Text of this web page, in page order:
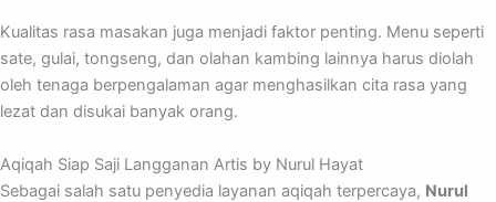
Kualitas rasa masakan juga menjadi faktor penting. Menu seperti
sate, gulai, tongseng, dan olahan kambing lainnya harus diolah
oleh tenaga berpengalaman agar menghasilkan cita rasa yang
lezat dan disukai banyak orang.
Aqiqah Siap Saji Langganan Artis by Nurul Hayat
Sebagai salah satu penyedia layanan aqiqah terpercaya, Nurul